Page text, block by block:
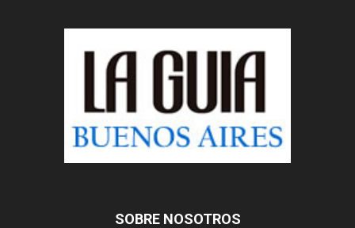
SOBRE NOSOTROS